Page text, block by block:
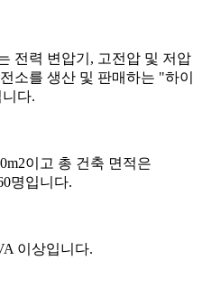
전력 변압기, 고전압 및 저압
소를 생산 및 판매하는 "하이
다.
이고 총 건축 면적은
명입니다.
이상입니다.